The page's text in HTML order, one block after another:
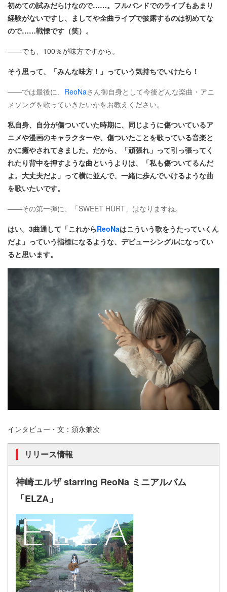
初めての試みだらけなので……。フルバンドでのライブもあまり
経験がないですし、ましてや全曲ライブで披露するのは初めてな
ので……戦慄です（笑）。
――でも、100％が味方ですから。
そう思って、「みんな味方！」っていう気持ちでいけたら！
――では最後に、 ReoNaさん御自身として今後どんな楽曲・アニ
メソングを歌っていきたいかをお教えください。
私自身、自分が傷ついていた時期に、同じように傷ついているア
ニメや漫画のキャラクターや、傷ついたことを歌っている音楽と
かに癒やされてきました。だから、「頑張れ」って引っ張ってく
れたり背中を押すような曲というよりは、「私も傷ついてるんだ
よ。大丈夫だよ」って横に並んで、一緒に歩んでいけるような曲
を歌いたいです。
――その第一弾に、「SWEET HURT」はなりますね。
はい。3曲通して「これからReoNaはこういう歌をうたっていくん
だよ」っていう指標になるような、デビューシングルになってい
ると思います。
インタビュー・文： 須永兼次
リリース情報
神崎エルザ starring ReoNa ミニアルバム
「ELZA」